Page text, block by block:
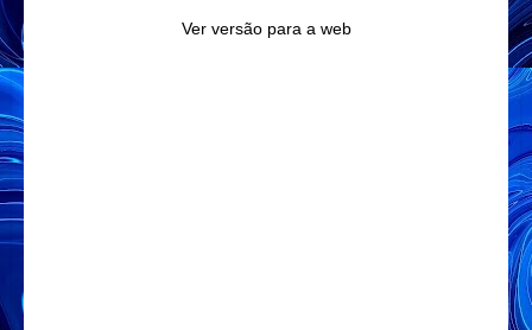
Ver versão para a web